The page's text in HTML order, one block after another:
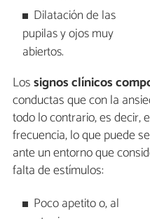
Dilatación de las
pupilas y ojos muy
abiertos.
Lossignos clínicos
conductas que con la
todo lo contrario, es decir,
frecuencia, lo que puede
ante un entorno que
falta de estímulos:
Poco apetito o, al